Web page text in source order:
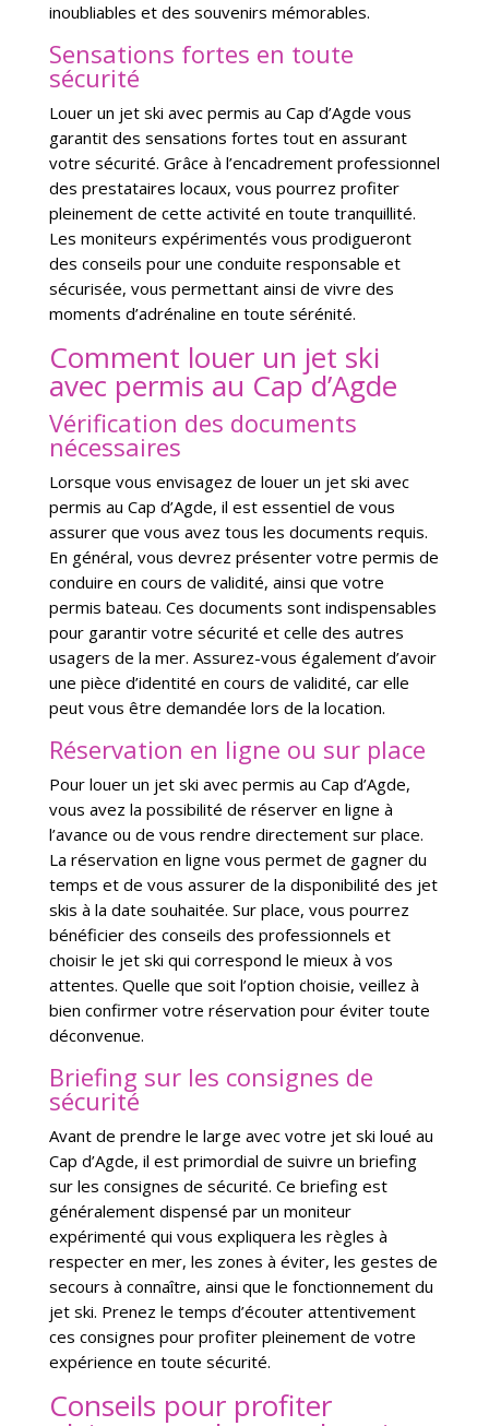
inoubliables et des souvenirs mémorables.
Sensations fortes en toute
sécurité
Louer un jet ski avec permis au Cap d’Agde vous
garantit des sensations fortes tout en assurant
votre sécurité. Grâce à l’encadrement professionnel
des prestataires locaux, vous pourrez profiter
pleinement de cette activité en toute tranquillité.
Les moniteurs expérimentés vous prodigueront
des conseils pour une conduite responsable et
sécurisée, vous permettant ainsi de vivre des
moments d’adrénaline en toute sérénité.
Comment louer un jet ski
avec permis au Cap d’Agde
Vérification des documents
nécessaires
Lorsque vous envisagez de louer un jet ski avec
permis au Cap d’Agde, il est essentiel de vous
assurer que vous avez tous les documents requis.
En général, vous devrez présenter votre permis de
conduire en cours de validité, ainsi que votre
permis bateau. Ces documents sont indispensables
pour garantir votre sécurité et celle des autres
usagers de la mer. Assurez-vous également d’avoir
une pièce d’identité en cours de validité, car elle
peut vous être demandée lors de la location.
Réservation en ligne ou sur place
Pour louer un jet ski avec permis au Cap d’Agde,
vous avez la possibilité de réserver en ligne à
l’avance ou de vous rendre directement sur place.
La réservation en ligne vous permet de gagner du
temps et de vous assurer de la disponibilité des jet
skis à la date souhaitée. Sur place, vous pourrez
bénéficier des conseils des professionnels et
choisir le jet ski qui correspond le mieux à vos
attentes. Quelle que soit l’option choisie, veillez à
bien confirmer votre réservation pour éviter toute
déconvenue.
Briefing sur les consignes de
sécurité
Avant de prendre le large avec votre jet ski loué au
Cap d’Agde, il est primordial de suivre un briefing
sur les consignes de sécurité. Ce briefing est
généralement dispensé par un moniteur
expérimenté qui vous expliquera les règles à
respecter en mer, les zones à éviter, les gestes de
secours à connaître, ainsi que le fonctionnement du
jet ski. Prenez le temps d’écouter attentivement
ces consignes pour profiter pleinement de votre
expérience en toute sécurité.
Conseils pour profiter